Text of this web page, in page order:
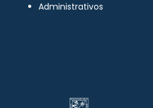
Administrativos